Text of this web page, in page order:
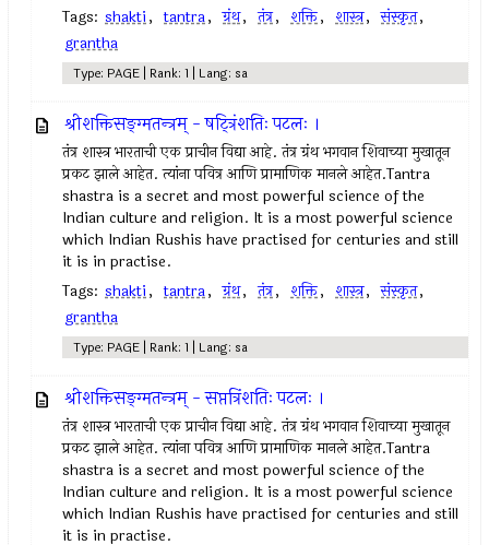
Tags: shakti, tantra, ग्रंथ, तंत्र, शक्ति, शास्त्र, संस्कृत,
grantha
Type: PAGE | Rank: 1 | Lang: sa
श्रीशक्तिसङ्ग्मतन्त्रम् - षट्त्रिंशतिः पटलः ।
तंत्र शास्त्र भारताची एक प्राचीन विद्या आहे. तंत्र ग्रंथ भगवान शिवाच्या मुखातून
प्रकट झाले आहेत. त्यांना पवित्र आणि प्रामाणिक मानले आहेत.Tantra
shastra is a secret and most powerful science of the
Indian culture and religion. It is a most powerful science
which Indian Rushis have practised for centuries and still
it is in practise.
Tags: shakti, tantra, ग्रंथ, तंत्र, शक्ति, शास्त्र, संस्कृत,
grantha
Type: PAGE | Rank: 1 | Lang: sa
श्रीशक्तिसङ्ग्मतन्त्रम् - सप्तत्रिंशतिः पटलः ।
तंत्र शास्त्र भारताची एक प्राचीन विद्या आहे. तंत्र ग्रंथ भगवान शिवाच्या मुखातून
प्रकट झाले आहेत. त्यांना पवित्र आणि प्रामाणिक मानले आहेत.Tantra
shastra is a secret and most powerful science of the
Indian culture and religion. It is a most powerful science
which Indian Rushis have practised for centuries and still
it is in practise.